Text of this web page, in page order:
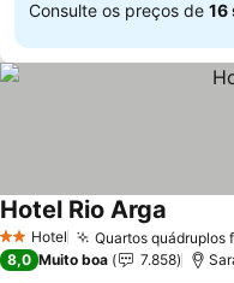
Consulte os preços de 16
2 Estrelas
Hotel Quartos quádruplos
Hotel Rio Arga
8,0 Muito boa 7.858